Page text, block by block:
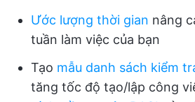
Ước lượng thời gian nâng
tuần làm việc của bạn
Tạo mẫu danh sách kiểm
tăng tốc độ tạo/lập công